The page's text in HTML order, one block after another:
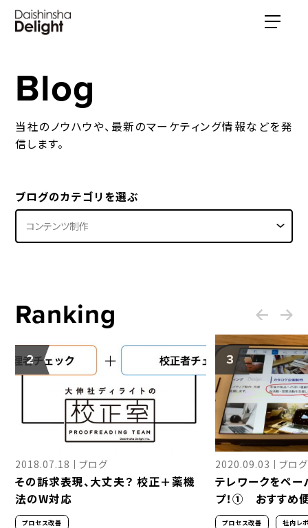
Blog
当社のノウハウや、最新のマーケティング情報などを発
信します。
ブログのカテゴリを選ぶ
Ranking
2018.07.18 ブログ
その訴求表現、大丈夫？ 校正＋薬機
法のW対応
プロセス改善
2020.09.03 ブログ
テレワークをペ
プ！① おすすめ
介
プロセス改善 社内レ